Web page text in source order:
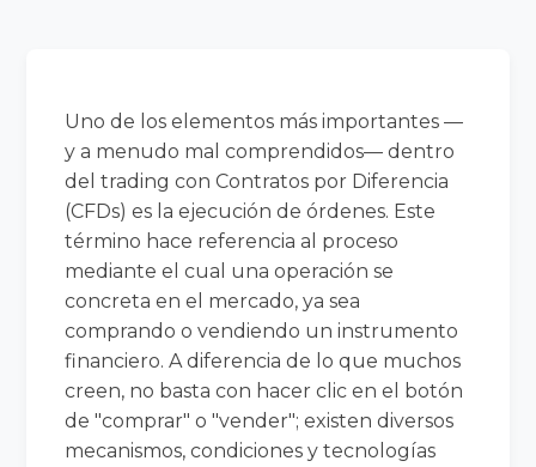
Uno de los elementos más importantes —
y a menudo mal comprendidos— dentro
del trading con Contratos por Diferencia
(CFDs) es la ejecución de órdenes. Este
término hace referencia al proceso
mediante el cual una operación se
concreta en el mercado, ya sea
comprando o vendiendo un instrumento
financiero. A diferencia de lo que muchos
creen, no basta con hacer clic en el botón
de "comprar" o "vender"; existen diversos
mecanismos, condiciones y tecnologías